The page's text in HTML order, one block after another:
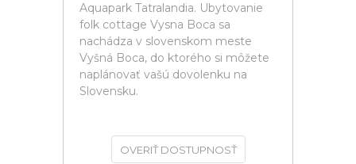
Aquapark Tatralandia. Ubytovanie
folk cottage Vysna Boca sa
nachádza v slovenskom meste
Vyšná Boca, do ktorého si môžete
naplánovať vašú dovolenku na
Slovensku.
OVERIŤ DOSTUPNOSŤ